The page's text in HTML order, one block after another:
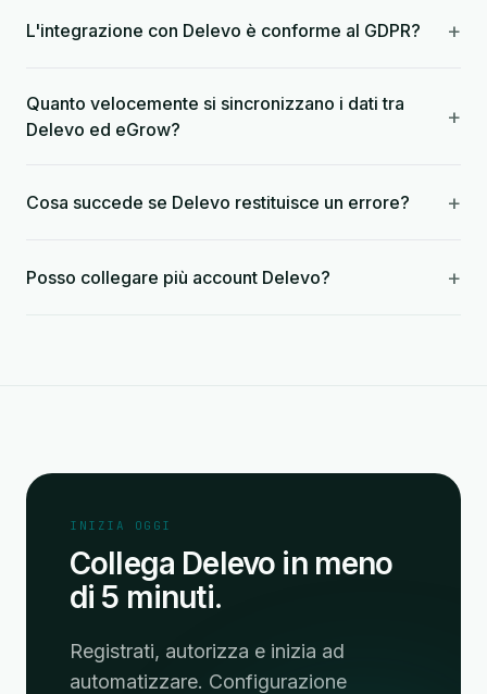
L'integrazione con Delevo è conforme al GDPR? +
Quanto velocemente si sincronizzano i dati tra
Delevo ed eGrow?
+
Cosa succede se Delevo restituisce un errore? +
Posso collegare più account Delevo? +
INIZIA OGGI
Collega Delevo in meno
di 5 minuti.
Registrati, autorizza e inizia ad
automatizzare. Configurazione